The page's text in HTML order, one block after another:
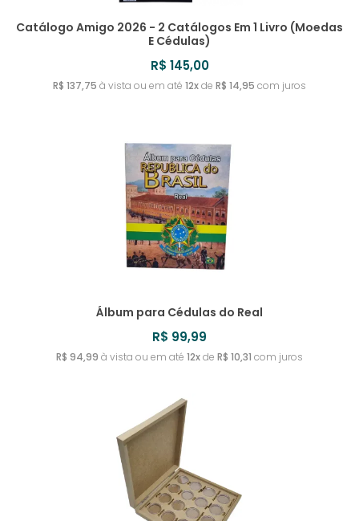
Catálogo Amigo 2026 - 2 Catálogos Em 1 Livro (Moedas
E Cédulas)
R$ 145,00
R$ 137,75 à vista ou em até 12xde R$ 14,95 com juros
Álbum para Cédulas do Real
R$ 99,99
R$ 94,99 à vista ou em até 12xde R$ 10,31 com juros